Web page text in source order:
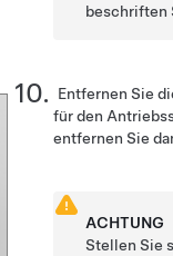
beschriften
Entfernen Sie
für den
entfernen Sie
ACHTUNG
Stellen Sie